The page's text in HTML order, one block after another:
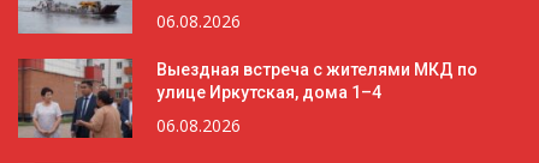
06.08.2026
Выездная встреча с жителями МКД по
улице Иркутская, дома 1–4
06.08.2026